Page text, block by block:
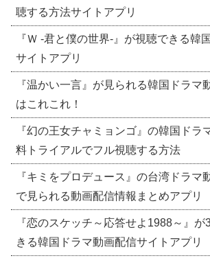
聴する方法サイトアプリ
『Ｗ -君と僕の世界-』が視聴できる韓
サイトアプリ
『温かい一言』が見られる韓国ドラマ
はこれこれ！
『幻の王女チャミョンゴ』の韓国ドラ
料トライアルでフル視聴する方法
『キミをプロデュース』の台湾ドラマ
で見られる動画配信情報まとめアプリ
『恋のスケッチ～応答せよ1988～』
きる韓国ドラマ動画配信サイトアプリ